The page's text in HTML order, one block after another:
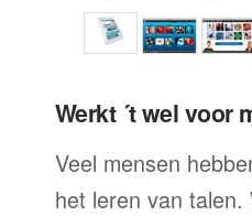
Werkt ´t wel voor
Veel mensen
het leren van talen.